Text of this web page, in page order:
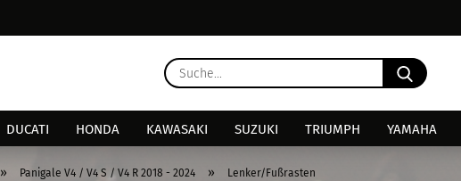
LieferlandSuche...
DUCATI HONDA KAWASAKI SUZUKI TRIUMPH YAMAHA
» Panigale V4 / V4 S / V4 R 2018 - 2024 » Lenker/Fußrasten